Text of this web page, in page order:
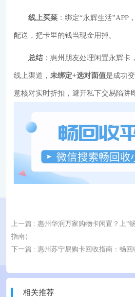
线上买菜 ：绑定“永辉生活”APP
配送，把卡里的钱当现金用掉。
总结：惠州朋友处理闲置永辉卡
线上渠道，未绑定+选对面值是成功
意核对实时折扣，避开私下交易陷阱
上一篇 : 惠州华润万家购物卡闲置？上“
指南）
下一篇 : 惠州苏宁易购卡回收指南：畅
相关推荐